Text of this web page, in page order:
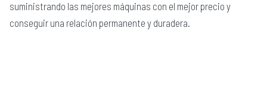
suministrando las mejores máquinas con el mejor precio y
conseguir una relación permanente y duradera.